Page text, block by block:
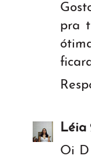
pra
Léia
Oi D